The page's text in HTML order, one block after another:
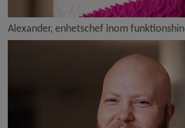
Alexander, enhetschef inom